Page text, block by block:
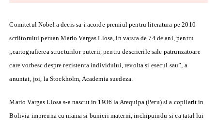
Comitetul Nobel a decis sa-i acorde premiul pentru literatura pe 2010
scriitorului peruan Mario Vargas Llosa, in varsta de 74 de ani, pentru
„cartografierea structurilor puterii, pentru descrierile sale patrunzatoare
care vorbesc despre rezistenta individului, revolta si esecul sau”, a
anuntat, joi, la Stockholm, Academia suedeza.
Mario Vargas Llosa s-a nascut in 1936 la Arequipa (Peru) si a copilarit in
Bolivia impreuna cu mama si bunicii materni, inchipuindu-si ca tatal lui